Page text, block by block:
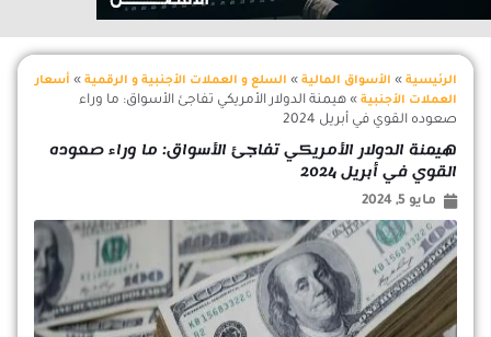
الرئيسية » الأسواق المالية » السلع و العملات الأجنبية و الرقمية » أسعار
العملات الأجنبية » هيمنة الدولار الأمريكي تفاجئ الأسواق: ما وراء
صعوده القوي في أبريل 2024
هيمنة الدولار الأمريكي تفاجئ الأسواق: ما وراء صعوده
القوي في أبريل 2024
مايو 5, 2024